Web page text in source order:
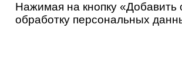
Нажимая на кнопку «Добавить
обработку персональных